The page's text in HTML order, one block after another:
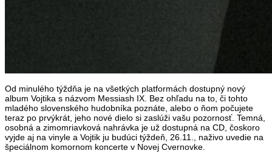
Od minulého týždňa je na všetkých platformách dostupný nový
album Vojtika s názvom Messiash IX. Bez ohľadu na to, či tohto
mladého slovenského hudobníka poznáte, alebo o ňom počujete
teraz po prvýkrát, jeho nové dielo si zaslúži vašu pozornosť. Temná,
osobná a zimomriavková nahrávka je už dostupná na CD, čoskoro
vyjde aj na vinyle a Vojtik ju budúci týždeň, 26.11., naživo uvedie na
špeciálnom komornom koncerte v Novej Cvernovke.